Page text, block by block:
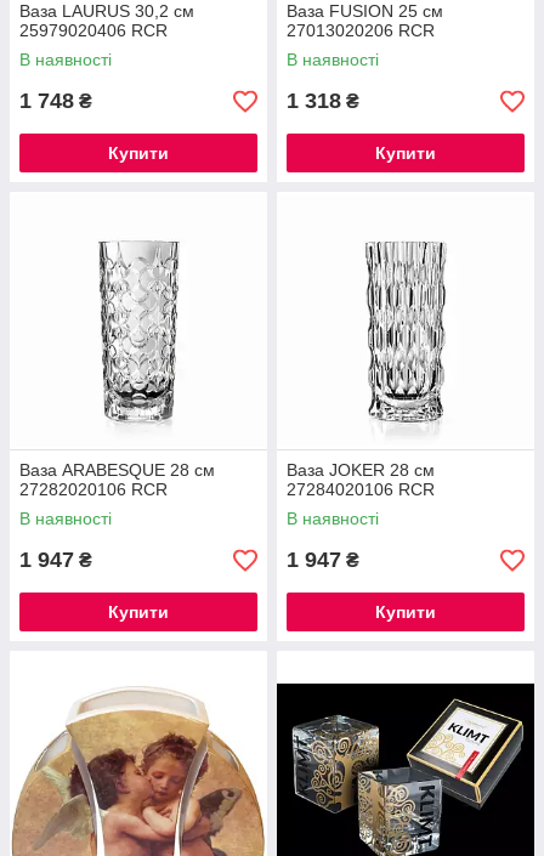
Ваза LAURUS 30,2 см
25979020406 RCR
В наявності
1 748 ₴
Купити
Ваза FUSION 25 см
27013020206 RCR
В наявності
1 318 ₴
Купити
Ваза ARABESQUE 28 см
27282020106 RCR
В наявності
1 947 ₴
Купити
Ваза JOKER 28 см
27284020106 RCR
В наявності
1 947 ₴
Купити